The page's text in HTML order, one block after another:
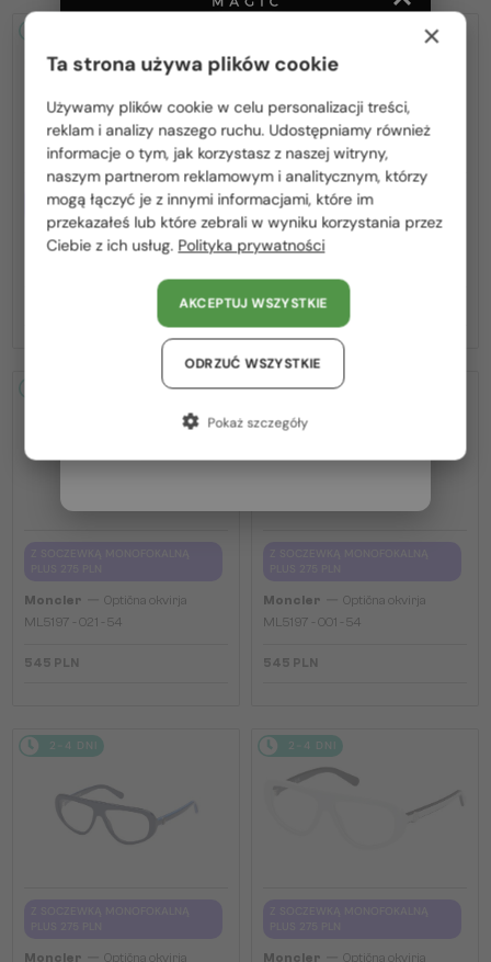
Z SOCZEWKĄ MONOFOKALNĄ
PLUS 275 PLN
Moncler— Optična okvirja
Z SOCZEWKĄ MONOFOKALNĄ
PLUS 275 PLN
Moncler—
545 PLN
Moncler
Optična okvirja
ML5197 - 021 - 54
545 PLN
2-4 DNI
Moncler
Optična okvirja
ML5197 - 001 - 54
545 PLN
2-4 DNI
Moncler
Optična okvirja
2-4 DNI
Moncler
Optična okvirja
Proszę wybierz z listy odpowiedni dla Ciebie kraj:
Polska / PL
România / RO
Magyarország / HU
United Arab Emirates / EN
Austria / AT
Niemcy / DE
Włochy / IT
×
Ta strona używa plików cookie
Używamy plików cookie w celu personalizacji treści,
reklam i analizy naszego ruchu. Udostępniamy również
informacje o tym, jak korzystasz z naszej witryny,
naszym partnerom reklamowym i analitycznym, którzy
mogą łączyć je z innymi informacjami, które im
przekazałeś lub które zebrali w wyniku korzystania przez
Ciebie z ich usług. Polityka prywatności
AKCEPTUJ WSZYSTKIE
ODRZUĆ WSZYSTKIE
Pokaż szczegóły